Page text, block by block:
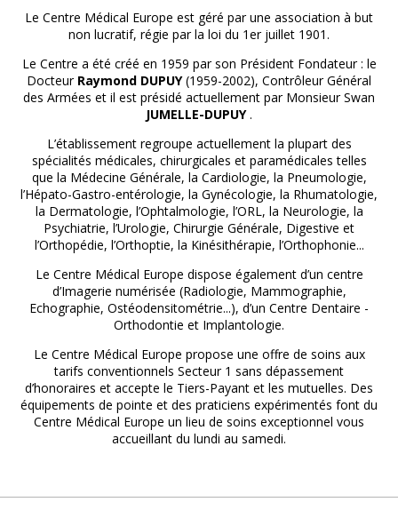
Le Centre Médical Europe est géré par une association à but
non lucratif, régie par la loi du 1er juillet 1901.
Le Centre a été créé en 1959 par son Président Fondateur : le
Docteur Raymond DUPUY(1959-2002), Contrôleur Général
des Armées et il est présidé actuellement par Monsieur Swan
JUMELLE-DUPUY .
L’établissement regroupe actuellement la plupart des
spécialités médicales, chirurgicales et paramédicales telles
que la Médecine Générale, la Cardiologie, la Pneumologie,
l’Hépato-Gastro-entérologie, la Gynécologie, la Rhumatologie,
la Dermatologie, l’Ophtalmologie, l’ORL, la Neurologie, la
Psychiatrie, l’Urologie, Chirurgie Générale, Digestive et
l’Orthopédie, l’Orthoptie, la Kinésithérapie, l’Orthophonie...
Le Centre Médical Europe dispose également d’un centre
d’Imagerie numérisée (Radiologie, Mammographie,
Echographie, Ostéodensitométrie...), d’un Centre Dentaire -
Orthodontie et Implantologie.
Le Centre Médical Europe propose une offre de soins aux
tarifs conventionnels Secteur 1 sans dépassement
d’honoraires et accepte le Tiers-Payant et les mutuelles. Des
équipements de pointe et des praticiens expérimentés font du
Centre Médical Europe un lieu de soins exceptionnel vous
accueillant du lundi au samedi.